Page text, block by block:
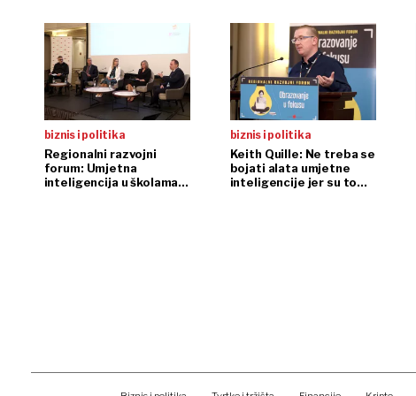
biznis i politika
Regionalni razvojni
forum: Umjetna
inteligencija u školama
biznis i politika
Keith Quille: Ne treba se
bojati alata umjetne
inteligencije jer su to